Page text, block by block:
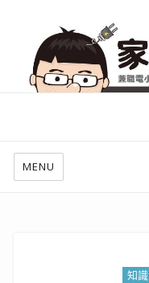
幫你做好功課，看了就知
MENU
知識